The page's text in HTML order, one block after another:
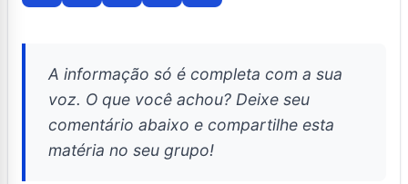
A informação só é completa com a sua
voz. O que você achou? Deixe seu
comentário abaixo e compartilhe esta
matéria no seu grupo!